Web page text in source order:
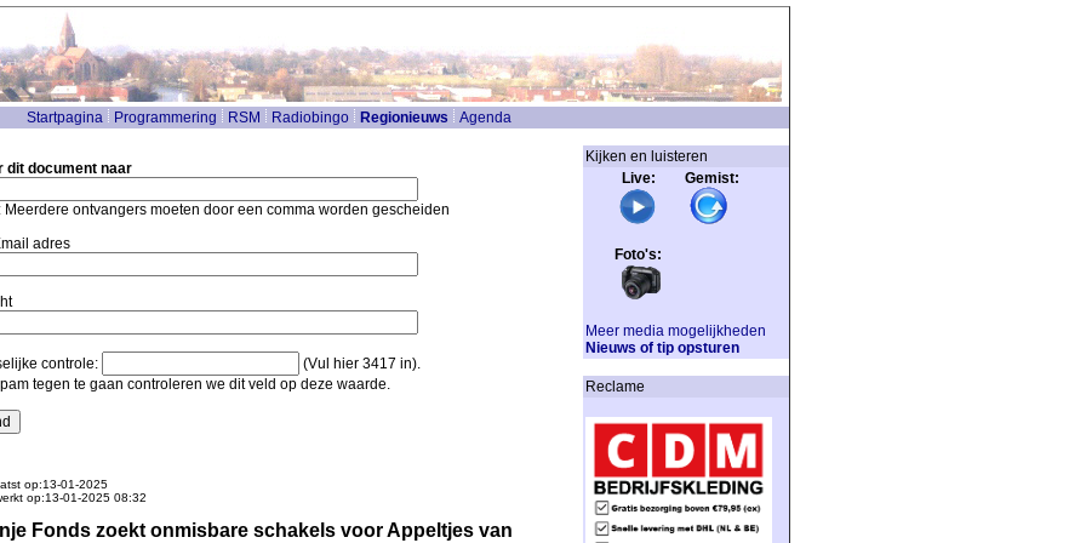
Startpagina Programmering RSM Radiobingo Regionieuws Agenda
dit document naar
Meerdere ontvangers moeten door een comma worden gescheiden
adres
controle:
(Vul hier 3417 in).
tegen te gaan controleren we dit veld op deze waarde.
op:13-01-2025
op:13-01-2025 08:32
Fonds zoekt onmisbare schakels voor Appeltjes van
Kijken en luisteren
Live: Gemist:
Foto's:
Meer media mogelijkheden
Nieuws of tip opsturen
Reclame